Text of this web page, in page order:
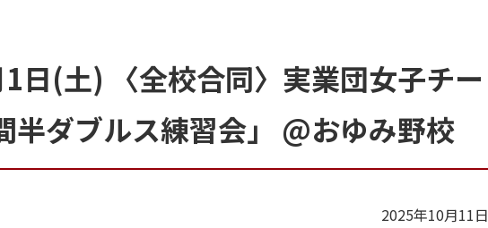
1日(土) 〈全校合同〉実業団女子チー
半ダブルス練習会」 @おゆみ野校
2025年10月11日